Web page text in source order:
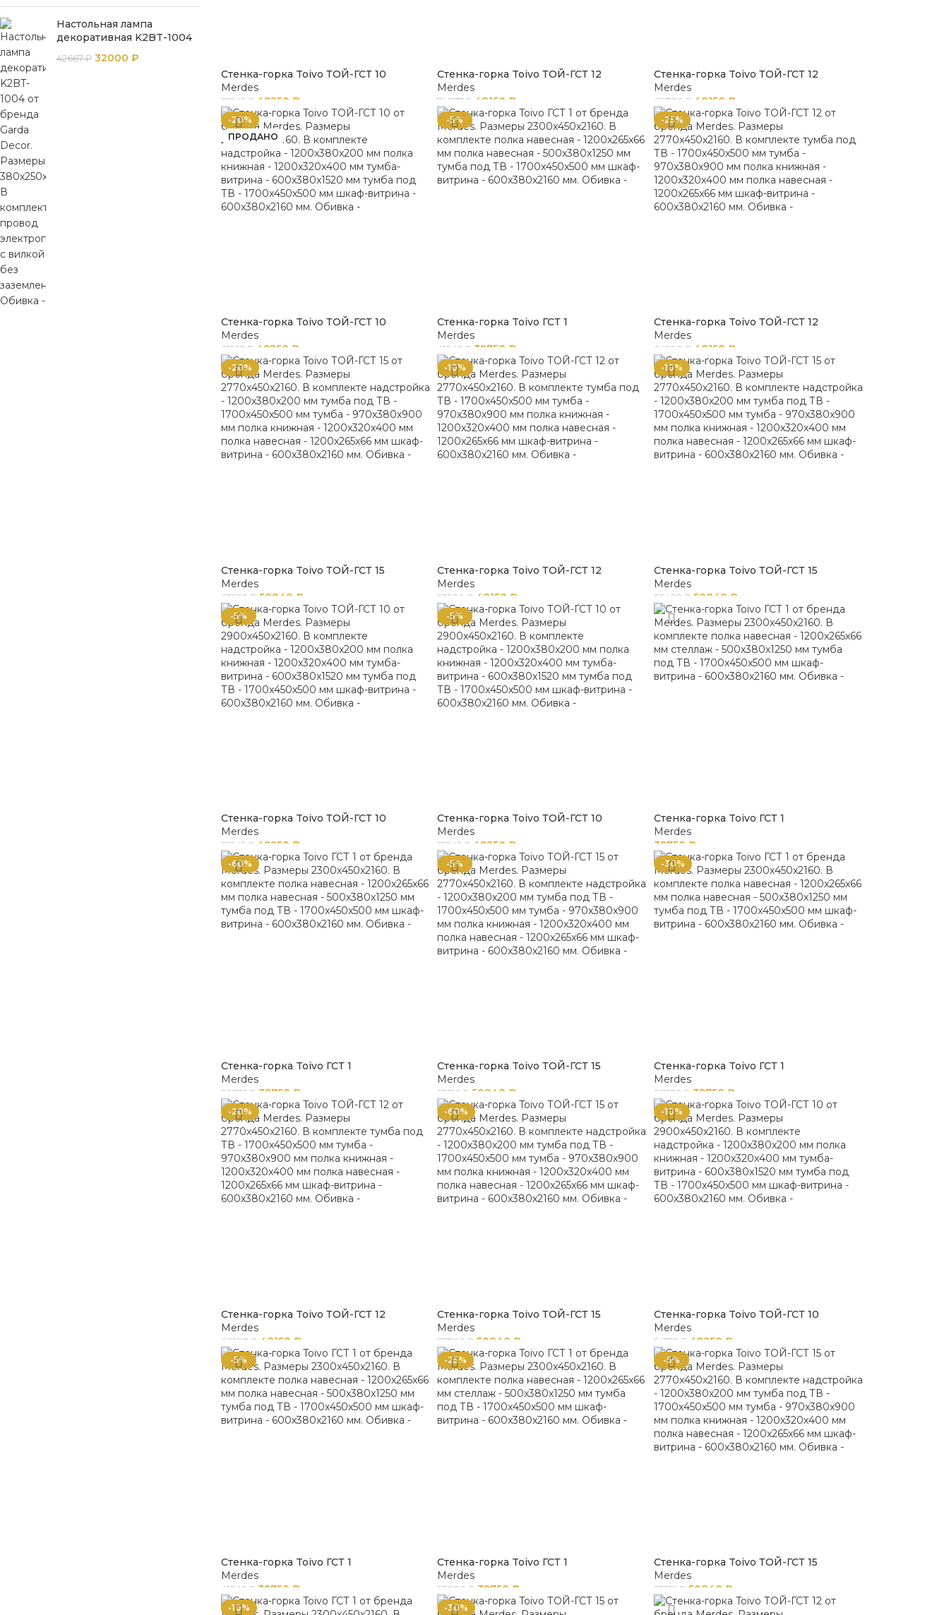
Настольная лампа
декоративная K2BT-1004
42667₽ 32000 ₽
Стенка-горка Toivo ТОЙ-ГСТ 10
Merdes
51842 ₽ 49250 ₽
Стенка-горка Toivo ТОЙ-ГСТ 12
Merdes
74077 ₽ 48150 ₽
Стенка-горка Toivo ТОЙ-ГСТ 12
Merdes
68786 ₽ 48150 ₽
-20%
ПРОДАНО
Стенка-горка Toivo ТОЙ-ГСТ 10
Merdes
61563 ₽ 49250 ₽
-5%
Стенка-горка Toivo ГСТ 1
Merdes
41842 ₽ 39750 ₽
-25%
Стенка-горка Toivo ТОЙ-ГСТ 12
Merdes
64200 ₽ 48150 ₽
-20%
Стенка-горка Toivo ТОЙ-ГСТ 15
Merdes
63550 ₽ 50840 ₽
-10%
Стенка-горка Toivo ТОЙ-ГСТ 12
Merdes
53500 ₽ 48150 ₽
-10%
Стенка-горка Toivo ТОЙ-ГСТ 15
Merdes
56489 ₽ 50840 ₽
-5%
Стенка-горка Toivo ТОЙ-ГСТ 10
Merdes
51842 ₽ 49250 ₽
-5%
Стенка-горка Toivo ТОЙ-ГСТ 10
Merdes
51842 ₽ 49250 ₽
Стенка-горка Toivo ГСТ 1
Merdes
39750 ₽
-60%
Стенка-горка Toivo ГСТ 1
Merdes
99375 ₽ 39750 ₽
-5%
Стенка-горка Toivo ТОЙ-ГСТ 15
Merdes
53516 ₽ 50840 ₽
-30%
Стенка-горка Toivo ГСТ 1
Merdes
56786 ₽ 39750 ₽
-20%
Стенка-горка Toivo ТОЙ-ГСТ 12
Merdes
60188 ₽ 48150 ₽
-60%
Стенка-горка Toivo ТОЙ-ГСТ 15
Merdes
127100 ₽ 50840 ₽
-10%
Стенка-горка Toivo ТОЙ-ГСТ 10
Merdes
54722 ₽ 49250 ₽
-5%
Стенка-горка Toivo ГСТ 1
Merdes
41842 ₽ 39750 ₽
-25%
Стенка-горка Toivo ГСТ 1
Merdes
53000 ₽ 39750 ₽
-5%
Стенка-горка Toivo ТОЙ-ГСТ 15
Merdes
53516 ₽ 50840 ₽
-10% -30%